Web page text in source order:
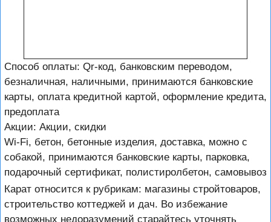
Способ оплаты: Qr-код, банковским переводом,
безналичная, наличными, принимаются банковские
карты, оплата кредитной картой, оформление кредита,
предоплата
Акции: Акции, скидки
Wi-Fi, бетон, бетонные изделия, доставка, можно с
собакой, принимаются банковские карты, парковка,
подарочный сертификат, полистиролбетон, самовывоз
Карат относится к рубрикам: магазины стройтоваров,
строительство коттеджей и дач. Во избежание
возможных недоразумений старайтесь уточнять